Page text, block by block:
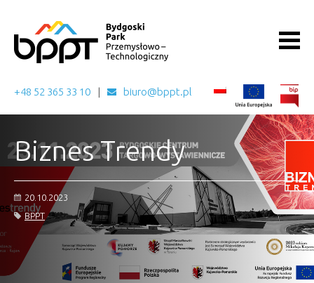
+48 52 365 33 10 biuro@bppt.pl
Biznes Trendy
20.10.2023
BPPT